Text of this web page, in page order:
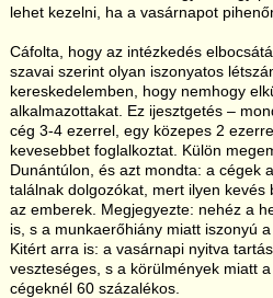
lehet kezelni, ha a vasárnapot
Cáfolta, hogy az intézkedés
szavai szerint olyan iszonyatos
kereskedelemben, hogy nemhogy
alkalmazottakat. Ez ijesztgetés –
cég 3-4 ezerrel, egy közepes 2
kevesebbet foglalkoztat. Külön
Dunántúlon, és azt mondta: a cégek
találnak dolgozókat, mert ilyen
az emberek. Megjegyezte: nehéz a
is, s a munkaerőhiány miatt iszonyú
Kitért arra is: a vasárnapi nyitva
veszteséges, s a körülmények miatt
cégeknél 60 százalékos.